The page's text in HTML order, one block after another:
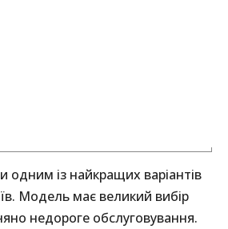
одним із найкращих варіантів
Модель має великий вибір
недороге обслуговування.